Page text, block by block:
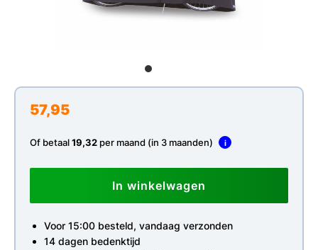
57,95
Of betaal19,32 per maand (in 3 maanden) i
In winkelwagen
Voor 15:00 besteld, vandaag verzonden
14 dagen bedenktijd